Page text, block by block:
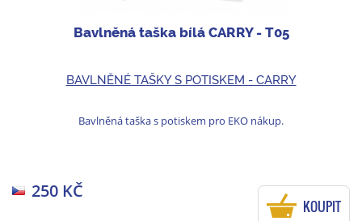
Bavlněná taška bílá CARRY - T05
BAVLNĚNÉ TAŠKY S POTISKEM - CARRY
Bavlněná taška s potiskem pro EKO nákup.
250 KČ
KOUPIT